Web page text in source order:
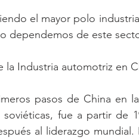
el mayor polo
dependemos de este
la Industria automotriz en
pasos de China en
soviéticas, fue a partir de
al liderazgo